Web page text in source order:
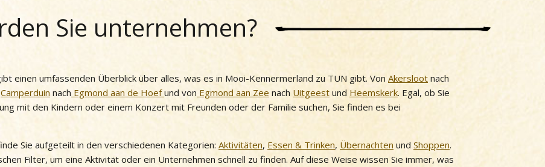
Sie unternehmen?
einen umfassenden Überblick über alles, was es in Mooi-Kennermerland zu TUN gibt. Von Akersloot nach
Camperduin nach Egmond aan de Hoefund von Egmond aan Zee nach Uitgeest und Heemskerk. Egal, ob Sie
mit den Kindern oder einem Konzert mit Freunden oder der Familie suchen, Sie finden es bei
Sie aufgeteilt in den verschiedenen Kategorien: Aktivitäten, Essen & Trinken, Übernachten und Shoppen.
Filter, um eine Aktivität oder ein Unternehmen schnell zu finden. Auf diese Weise wissen Sie immer, was